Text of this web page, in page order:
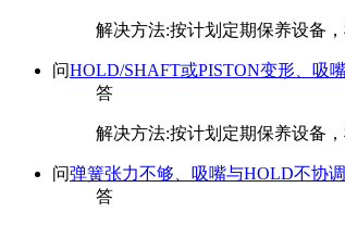
解决方法:按计划定期保养设备
问HOLD/SHAFT或PISTON变形、吸
答
解决方法:按计划定期保养设备
问弹簧张力不够、吸嘴与HOLD不协
答